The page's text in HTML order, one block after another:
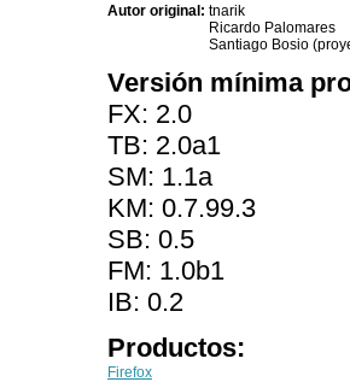
Autor original: tnarik
Ricardo Palomares
Santiago Bosio
Versión mínima
FX: 2.0
TB: 2.0a1
SM: 1.1a
KM: 0.7.99.3
SB: 0.5
FM: 1.0b1
IB: 0.2
Productos:
Firefox